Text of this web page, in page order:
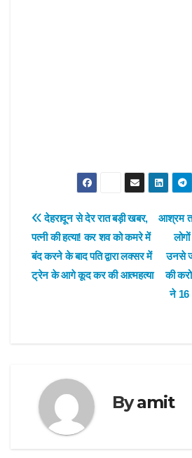
Post
navigation
आश्रम
उनसे
की
ने 16
देहरादून से देर रात बड़ी खबर,
पत्नी की हत्या! कर शव को कमरे में
बंद करने के बाद पति द्वारा लक्सर में
ट्रेन के आगे कूद कर की आत्महत्या
Byamit